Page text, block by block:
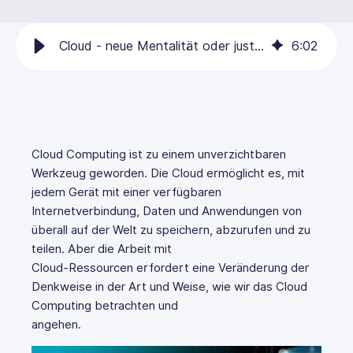
Cloud - neue Mentalität oder just someone else's computer? 6:02
Cloud Computing ist zu einem unverzichtbaren
Werkzeug geworden. Die Cloud ermöglicht es, mit
jedem Gerät mit einer verfügbaren
Internetverbindung, Daten und Anwendungen von
überall auf der Welt zu speichern, abzurufen und zu
teilen. Aber die Arbeit mit
Cloud-Ressourcen erfordert eine Veränderung der
Denkweise in der Art und Weise, wie wir das Cloud
Computing betrachten und
angehen.